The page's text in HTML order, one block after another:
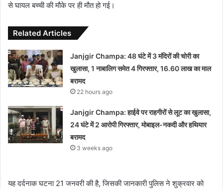
से घायल बच्ची की मौके पर ही मौत हो गई।
Related Articles
Janjgir Champa: 48 घंटे में 3 मंदिरों की चोरी का
खुलासा, 1 नाबालिग समेत 4 गिरफ्तार, 16.60 लाख का माल
बरामद
22 hours ago
Janjgir Champa: हाईवे पर राहगीरों से लूट का खुलासा,
24 घंटे में 2 आरोपी गिरफ्तार, मोबाइल-नकदी और हथियार
बरामद
3 weeks ago
यह दर्दनाक घटना 21 जनवरी की है, जिसकी जानकारी पुलिस ने शुक्रवार को